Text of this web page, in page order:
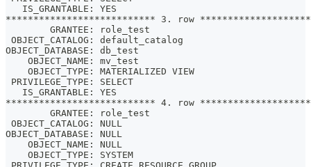
   IS_GRANTABLE: YES
*************************** 3. row
        GRANTEE: role_test
OBJECT_CATALOG: default_catalog
OBJECT_DATABASE: db_test
    OBJECT_NAME: mv_test
    OBJECT_TYPE: MATERIALIZED VIEW
PRIVILEGE_TYPE: SELECT
   IS_GRANTABLE: YES
*************************** 4. row
        GRANTEE: role_test
OBJECT_CATALOG: NULL
OBJECT_DATABASE: NULL
    OBJECT_NAME: NULL
    OBJECT_TYPE: SYSTEM